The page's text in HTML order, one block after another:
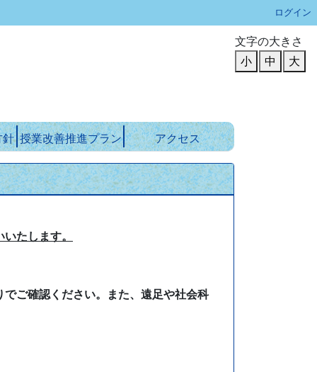
ログイン
文字の大きさ
小
中 大
針 授業改善推進プラン アクセス
たします。
ご確認ください。また、遠足や社会科